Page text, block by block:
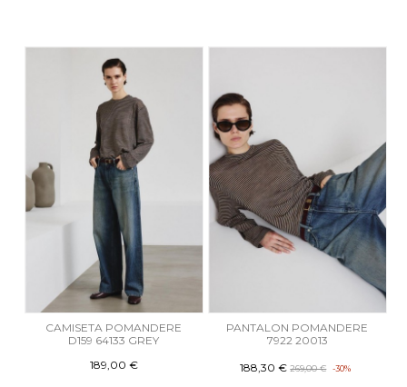
CAMISETA POMANDERE
D159 64133 GREY
189,00 €
PANTALON POMANDERE
7922 20013
188,30 € 269,00 € -30%